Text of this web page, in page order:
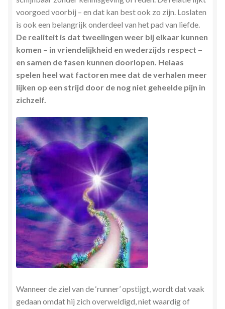
voorgoed voorbij – en dat kan best ook zo zijn. Loslaten
is ook een belangrijk onderdeel van het pad van liefde.
De realiteit is dat tweelingen weer bij elkaar kunnen
komen – in vriendelijkheid en wederzijds respect –
en samen de fasen kunnen doorlopen. Helaas
spelen heel wat factoren mee dat de verhalen meer
lijken op een strijd door de nog niet geheelde pijn in
zichzelf.
Wanneer de ziel van de ‘runner’ opstijgt, wordt dat vaak
gedaan omdat hij zich overweldigd, niet waardig of